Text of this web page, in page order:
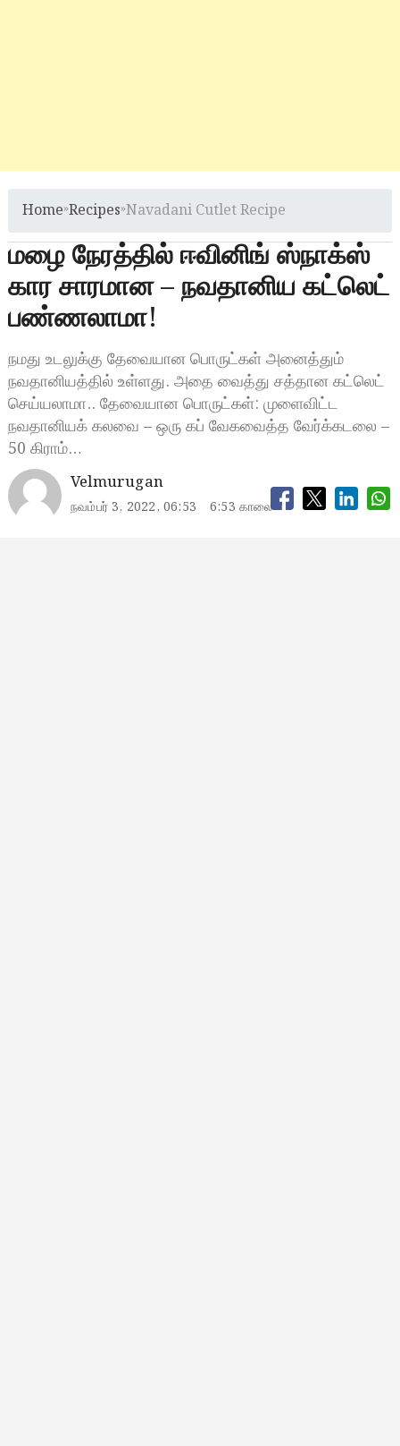
Home»Recipes»Navadani Cutlet Recipe
மழை நேரத்தில் ஈவினிங் ஸ்நாக்ஸ்
கார சாரமான – நவதானிய கட்லெட்
பண்ணலாமா!
நமது உடலுக்கு தேவையான பொருட்கள் அனைத்தும்
நவதானியத்தில் உள்ளது. அதை வைத்து சத்தான கட்லெட்
செய்யலாமா.. தேவையான பொருட்கள்: முளைவிட்ட
நவதானியக் கலவை – ஒரு கப் வேகவைத்த வேர்க்கடலை –
50 கிராம்…
Velmurugan
நவம்பர் 3, 2022, 06:53 6:53 காலை